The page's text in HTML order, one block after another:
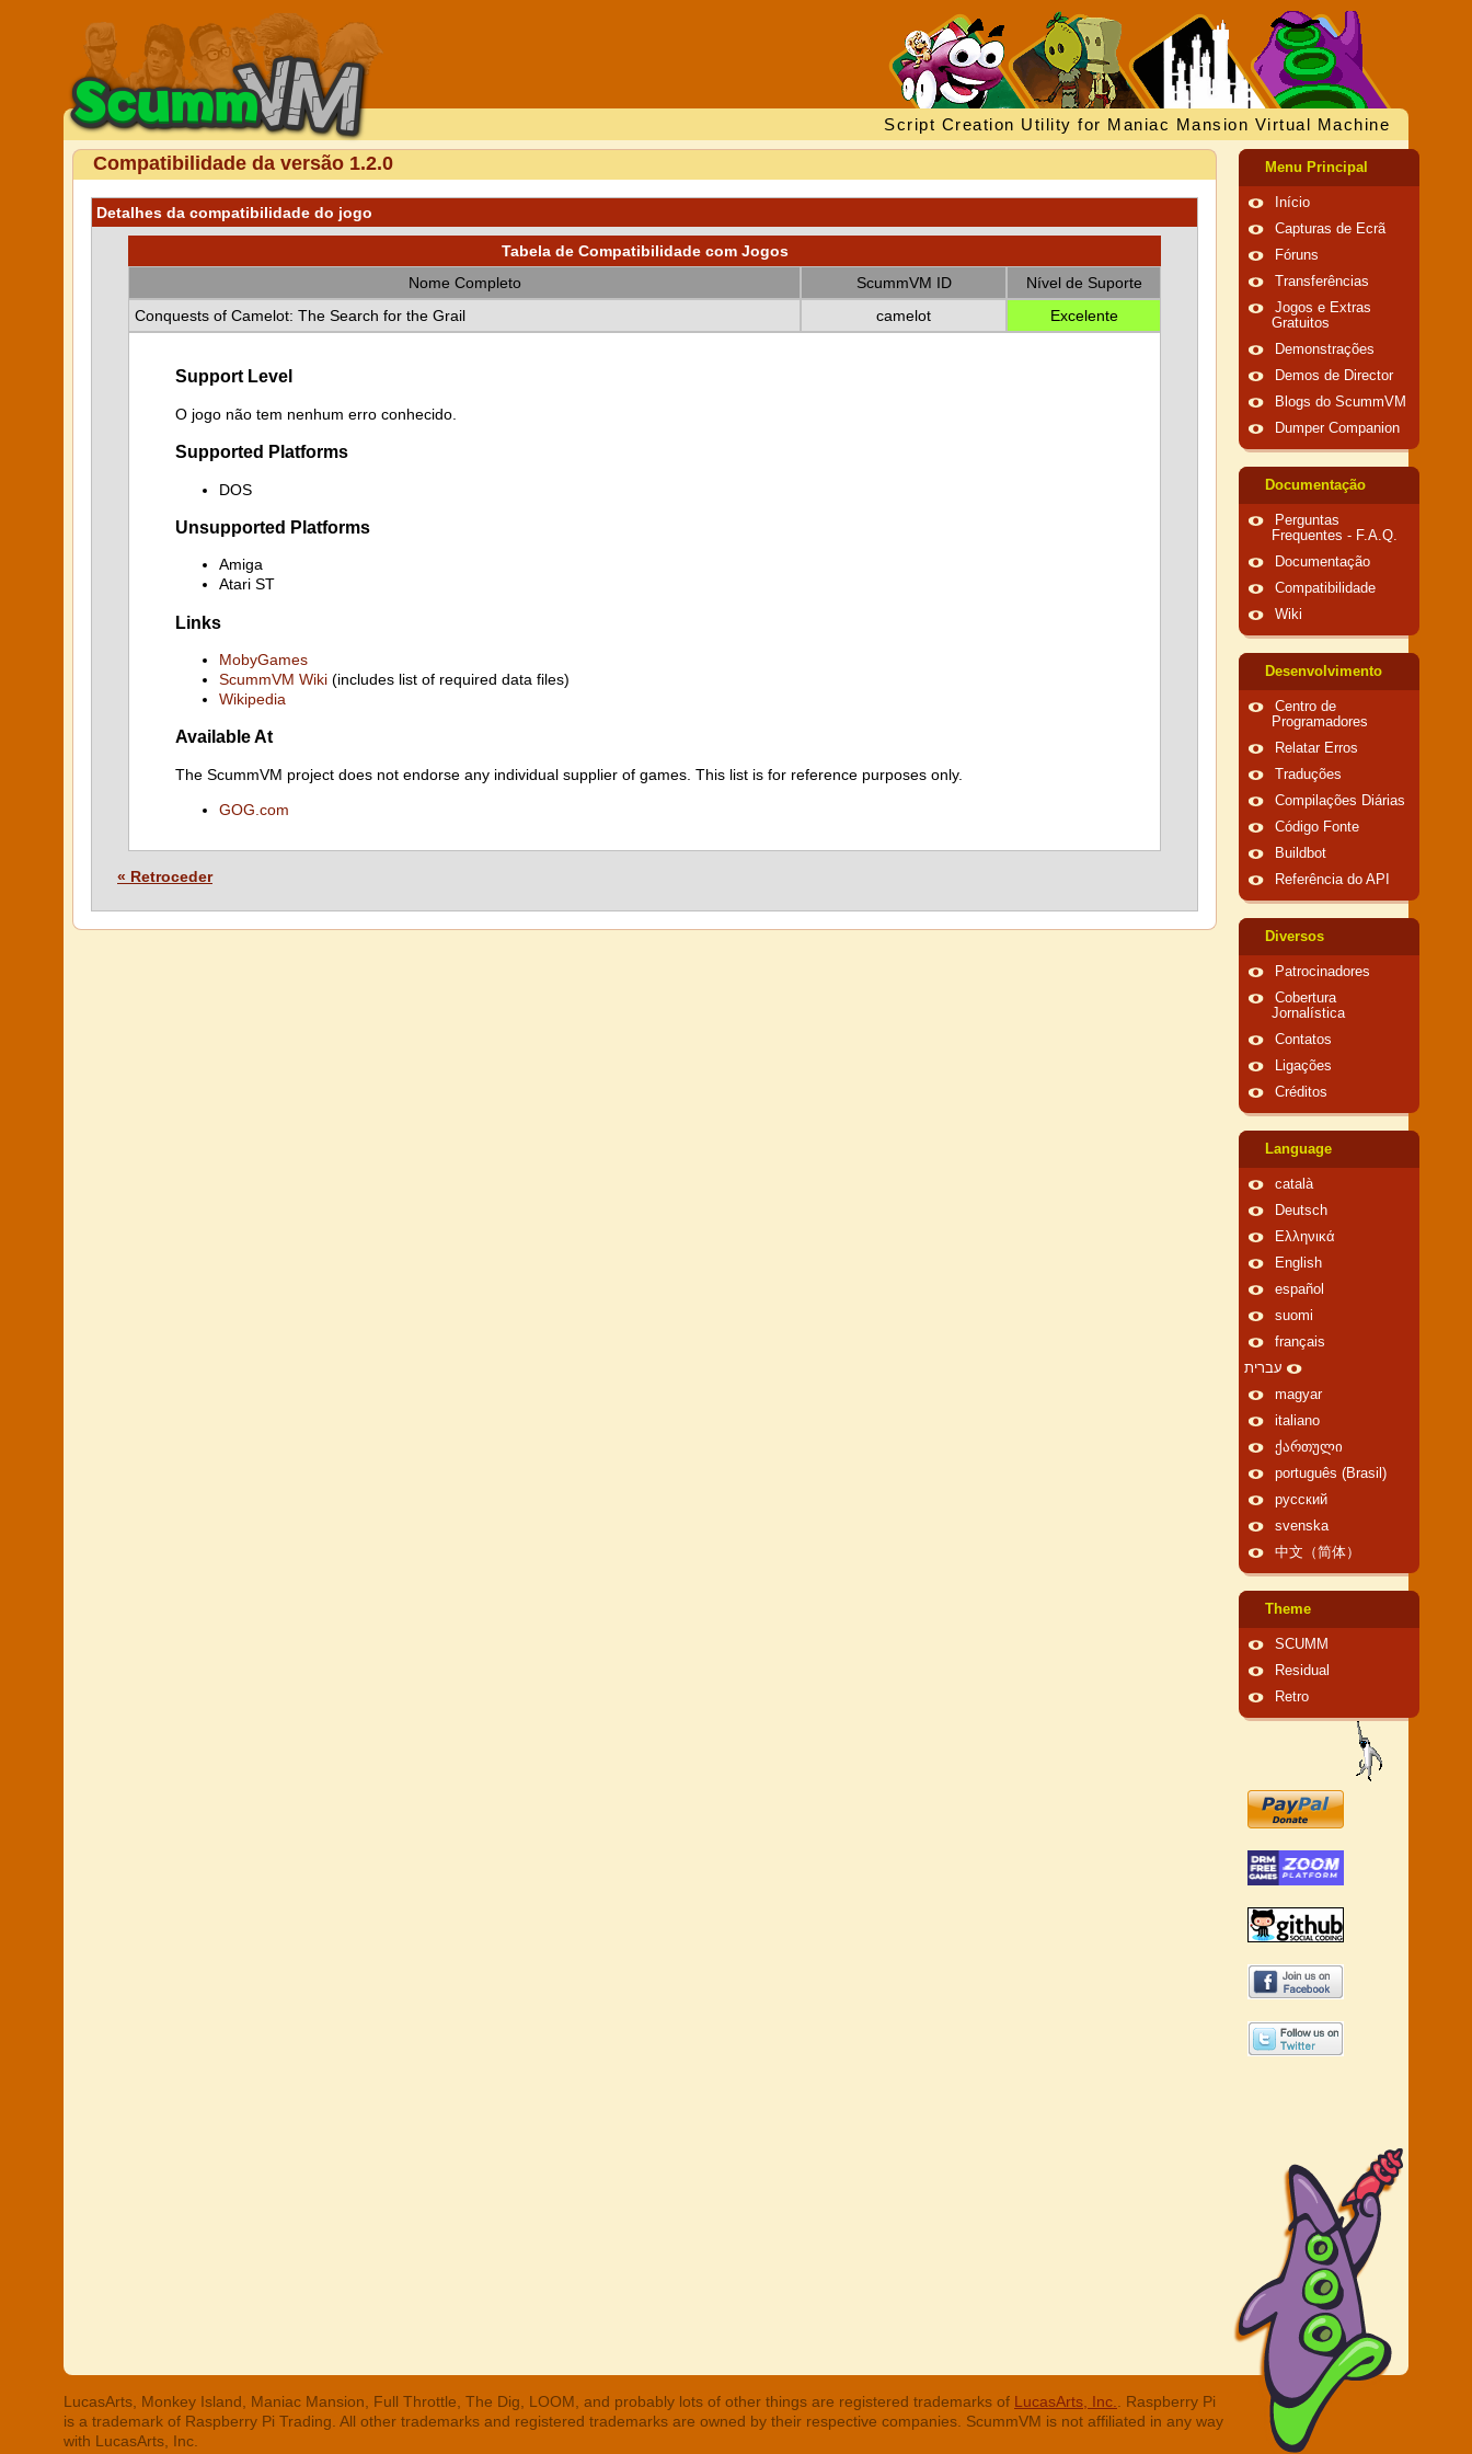
Script Creation Utility for Maniac Mansion Virtual Machine
Compatibilidade da versão 1.2.0
Detalhes da compatibilidade do jogo
Tabela de Compatibilidade com Jogos
Nome Completo
ScummVM ID
Nível de Suporte
Conquests of Camelot: The Search for the Grail
camelot Excelente
Support Level
O jogo não tem nenhum erro conhecido.
Supported Platforms
DOS
Unsupported Platforms
Amiga
Atari ST
Links
MobyGames
ScummVM Wiki (includes list of required data files)
Wikipedia
Available At
The ScummVM project does not endorse any individual supplier of games. This list is for reference purposes only.
GOG.com
« Retroceder
Menu Principal
Início
Capturas de Ecrã
Fóruns
Transferências
Jogos e Extras
Gratuitos
Demonstrações
Demos de Director
Blogs do ScummVM
Dumper Companion
Documentação
Perguntas
Frequentes - F.A.Q.
Documentação
Compatibilidade
Wiki
Desenvolvimento
Centro de
Programadores
Relatar Erros
Traduções
Compilações Diárias
Código Fonte
Buildbot
Referência do API
Diversos
Patrocinadores
Cobertura
Jornalística
Contatos
Ligações
Créditos
Language
català
Deutsch
Ελληνικά
English
español
suomi
français
עברית
magyar
italiano
ქართული
português (Brasil)
русский
svenska
中文（简体）
Theme
SCUMM
Residual
Retro
LucasArts, Monkey Island, Maniac Mansion, Full Throttle, The Dig, LOOM, and probably lots of other things are registered trademarks of LucasArts, Inc.
. Raspberry Pi
is a trademark of Raspberry Pi Trading. All other trademarks and registered trademarks are owned by their respective companies. ScummVM is not affiliated in any way
with LucasArts, Inc.